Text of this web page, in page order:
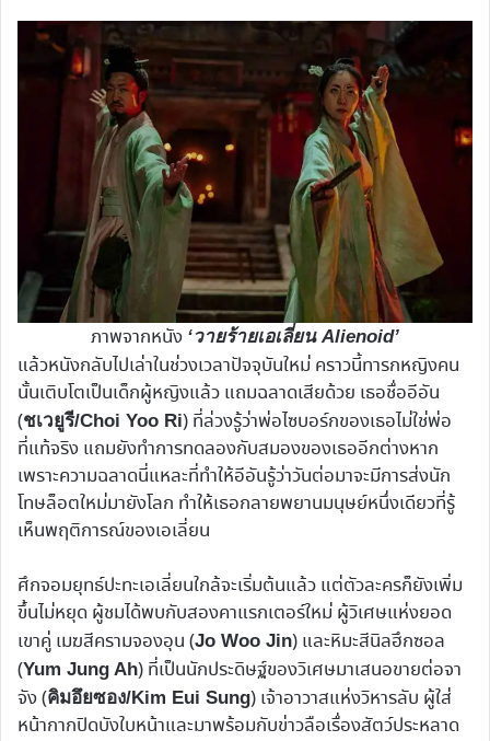
ภาพจากหนัง ‘วายร้ายเอเลี่ยน Alienoid’
แล้วหนังกลับไปเล่าในช่วงเวลาปัจจุบันใหม่ คราวนี้ทารกหญิงคน
นั้นเติบโตเป็นเด็กผู้หญิงแล้ว แถมฉลาดเสียด้วย เธอชื่ออีอัน
(ชเวยูรี/Choi Yoo Ri) ที่ล่วงรู้ว่าพ่อไซบอร์กของเธอไม่ใช่พ่อ
ที่แท้จริง แถมยังทำการทดลองกับสมองของเธออีกต่างหาก
เพราะความฉลาดนี่แหละที่ทำให้อีอันรู้ว่าวันต่อมาจะมีการส่งนัก
โทษล็อตใหม่มายังโลก ทำให้เธอกลายพยานมนุษย์หนึ่งเดียวที่รู้
เห็นพฤติการณ์ของเอเลี่ยน
ศึกจอมยุทธ์ปะทะเอเลี่ยนใกล้จะเริ่มต้นแล้ว แต่ตัวละครก็ยังเพิ่ม
ขึ้นไม่หยุด ผู้ชมได้พบกับสองคาแรกเตอร์ใหม่ ผู้วิเศษแห่งยอด
เขาคู่ เมฆสีครามจองอุน (Jo Woo Jin) และหิมะสีนิลฮึกซอล
(Yum Jung Ah) ที่เป็นนักประดิษฐ์ของวิเศษมาเสนอขายต่อจา
จัง (คิมอึยซอง/Kim Eui Sung) เจ้าอาวาสแห่งวิหารลับ ผู้ใส่
หน้ากากปิดบังใบหน้าและมาพร้อมกับข่าวลือเรื่องสัตว์ประหลาด